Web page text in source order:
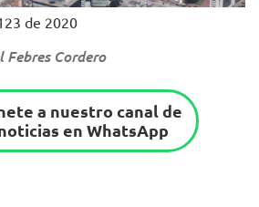
de 2020
Cordero
a nuestro canal de
en WhatsApp